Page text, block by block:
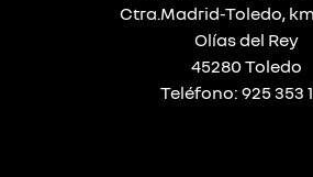
Ctra.Madrid-Toledo,
Olías del Rey
45280 Toledo
Teléfono: 925 353